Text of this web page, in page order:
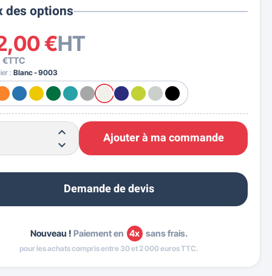
des options
€HT
€TTC
:Blanc - 9003
Ajouter à ma commande
Demande de devis
Nouveau ! Paiement en 4x sans frais.
pour les achats compris entre 30 et 2 000 euros TTC.